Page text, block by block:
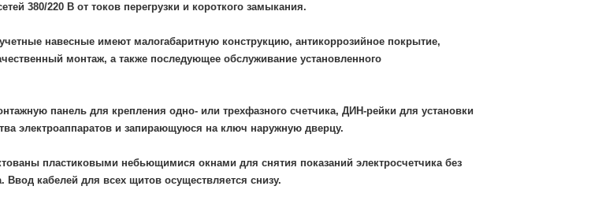
380/220 В от токов перегрузки и короткого замыкания.
навесные имеют малогабаритную конструкцию, антикоррозийное покрытие,
монтаж, а также последующее обслуживание установленного
панель для крепления одно- или трехфазного счетчика, ДИН-рейки для установки
электроаппаратов и запирающуюся на ключ наружную дверцу.
пластиковыми небьющимися окнами для снятия показаний электросчетчика без
кабелей для всех щитов осуществляется снизу.